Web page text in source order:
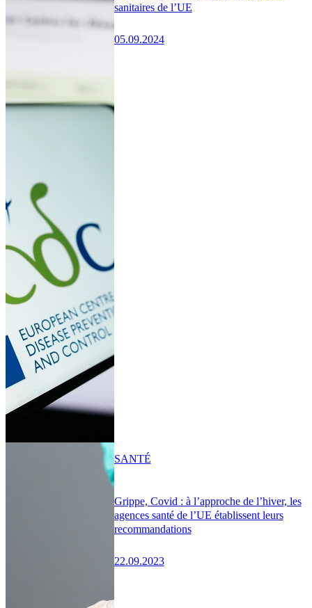
sanitaires de l’UE
05.09.2024
Grippe, Covid : à l’approche de l’hiver, les
agences santé de l’UE établissent leurs
recommandations
22.09.2023
SANTÉ